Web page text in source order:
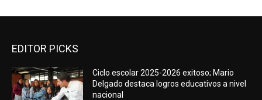
EDITOR PICKS
Ciclo escolar 2025-2026 exitoso; Mario
Delgado destaca logros educativos a nivel
nacional